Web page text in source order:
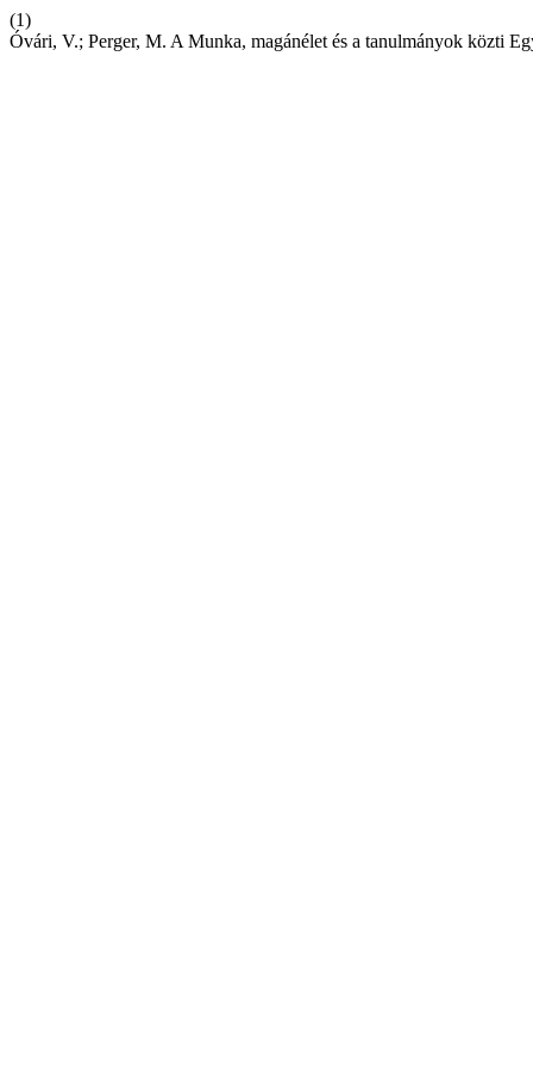
(1)
Óvári, V.; Perger, M. A Munka, magánélet és a tanulmányok közti